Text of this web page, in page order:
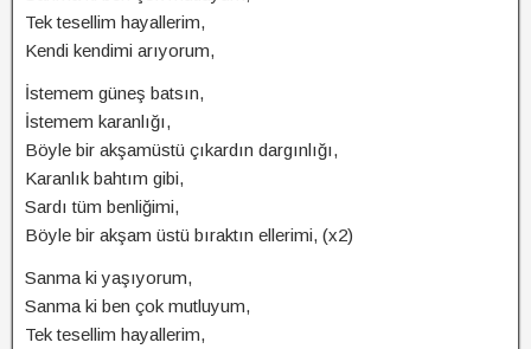
Tek tesellim hayallerim,
Kendi kendimi arıyorum,
İstemem güneş batsın,
İstemem karanlığı,
Böyle bir akşamüstü çıkardın dargınlığı,
Karanlık bahtım gibi,
Sardı tüm benliğimi,
Böyle bir akşam üstü bıraktın ellerimi, (x2)
Sanma ki yaşıyorum,
Sanma ki ben çok mutluyum,
Tek tesellim hayallerim,